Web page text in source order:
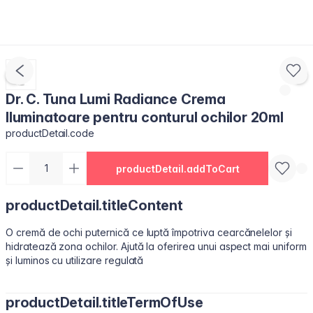
Dr. C. Tuna Lumi Radiance Crema
Iluminatoare pentru conturul ochilor 20ml
productDetail.code
productDetail.addToCart
productDetail.titleContent
O cremă de ochi puternică ce luptă împotriva cearcănelelor și
hidratează zona ochilor. Ajută la oferirea unui aspect mai uniform
și luminos cu utilizare regulată
productDetail.titleTermOfUse